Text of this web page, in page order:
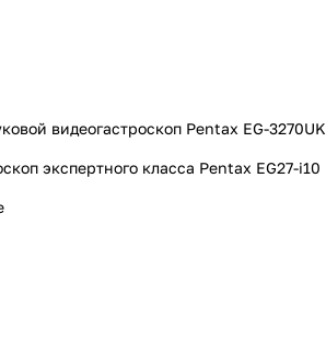
видеогастроскоп Pentax EG-3270UK
экспертного класса Pentax EG27-i10